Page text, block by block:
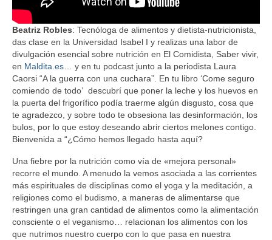
Beatriz Robles: Tecnóloga de alimentos y dietista-nutricionista,
das clase en la Universidad Isabel I y realizas una labor de
divulgación esencial sobre nutrición en El Comidista, Saber vivir,
en Maldita.es … y en tu podcast junto a la periodista Laura
Caorsi “A la guerra con una cuchara”. En tu libro ‘Come seguro
comiendo de todo’ descubrí que poner la leche y los huevos en
la puerta del frigorífico podía traerme algún disgusto, cosa que
te agradezco, y sobre todo te obsesiona las desinformación, los
bulos, por lo que estoy deseando abrir ciertos melones contigo.
Bienvenida a “¿Cómo hemos llegado hasta aquí?
Una fiebre por la nutrición como vía de «mejora personal»
recorre el mundo. A menudo la vemos asociada a las corrientes
más espirituales de disciplinas como el yoga y la meditación, a
religiones como el budismo, a maneras de alimentarse que
restringen una gran cantidad de alimentos como la alimentación
consciente o el veganismo… relacionan los alimentos con los
que nutrimos nuestro cuerpo con lo que pasa en nuestra